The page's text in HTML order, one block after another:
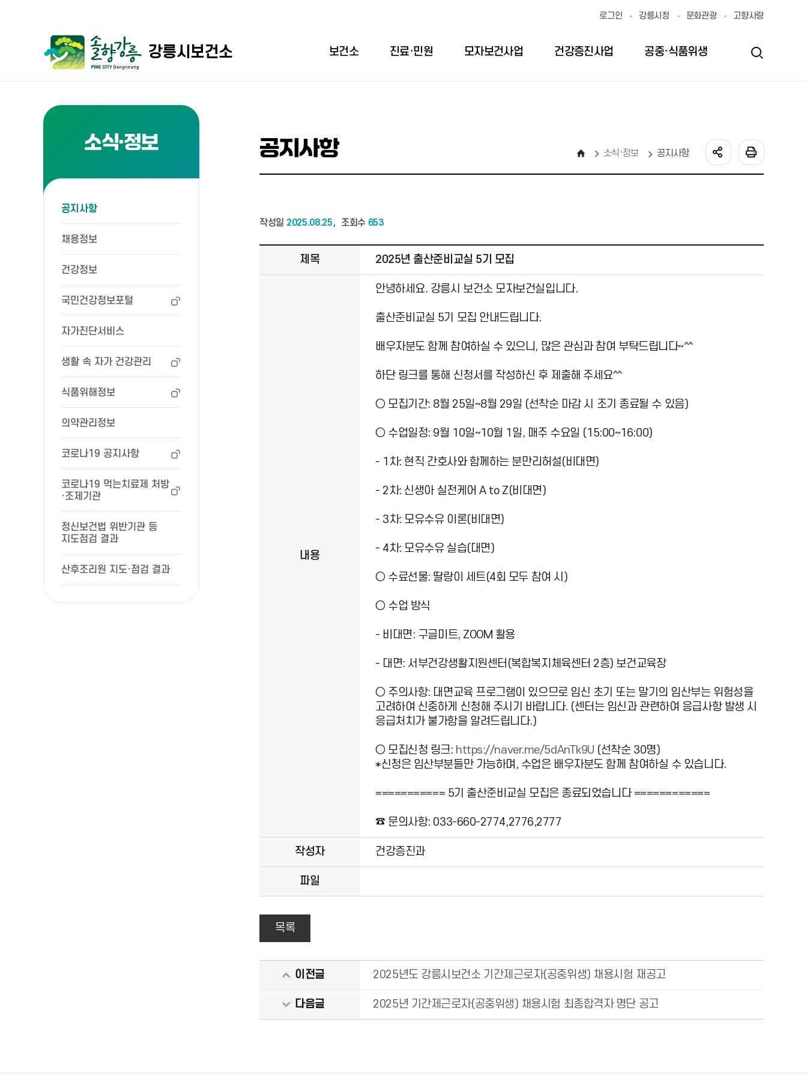
로그인 강릉시청 문화관광 고향사랑
강릉시보건소 보건소 진료·민원 모자보건사업 건강증진사업 공중·식품위생
소식·정보
공지사항
채용정보
건강정보
국민건강정보포털
자가진단서비스
생활 속 자가 건강관리
식품위해정보
의약관리정보
코로나19 공지사항
코로나19 먹는치료제 처방
·조제기관
정신보건법 위반기관 등
지도점검 결과
산후조리원 지도·점검 결과
공지사항 소식·정보 공지사항
작성일 2025.08.25, 조회수 653
제목 2025년 출산준비교실 5기 모집
내용
안녕하세요. 강릉시 보건소 모자보건실입니다.
출산준비교실 5기 모집 안내드립니다.
배우자분도 함께 참여하실 수 있으니, 많은 관심과 참여 부탁드립니다~^^
하단 링크를 통해 신청서를 작성하신 후 제출해 주세요^^
○ 모집기간: 8월 25일~8월 29일 (선착순 마감 시 조기 종료될 수 있음)
○ 수업일정: 9월 10일~10월 1일​, 매주 수요일 (15:00~16:00)
- 1차: 현직 간호사와 함께하는 분만리허설(비대면)
- 2차: 신생아 실전케어 A to Z(비대면)
- 3차: 모유수유 이론(비대면)
- 4차: 모유수유 실습(대면)
○ 수료선물: 딸랑이 세트(4회 모두 참여 시)
○ 수업 방식
- 비대면: 구글미트, ZOOM 활용
- 대면: 서부건강생활지원센터(복합복지체육센터 2층) 보건교육장​
○ 주의사항: 대면교육 프로그램이 있으므로 임신 초기 또는 말기의 임산부는 위험성을
고려하여 신중하게 신청해 주시기 바랍니다. (센터는 임신과 관련하여 응급사항 발생 시
응급처치가 불가함을 알려드립니다.)​
○ 모집신청 링크: https://naver.me/5dAnTk9U (선착순 30명)
*신청은 임산부분들만 가능하며, 수업은 배우자분도 함께 참여하실 수 있습니다.
=========== 5기 출산준비교실 모집은 종료되었습니다 ============
☎​ 문의사항: 033-660-2774,2776,2777
작성자 건강증진과
파일
목록
이전글 2025년도 강릉시보건소 기간제근로자(공중위생) 채용시험 재공고
다음글 2025년 기간제근로자(공중위생) 채용시험 최종합격자 명단 공고